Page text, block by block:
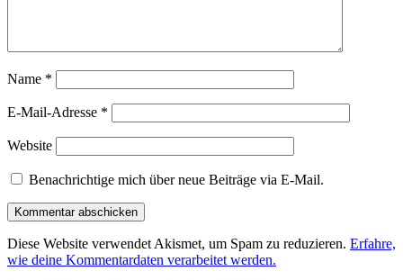
Name *
E-Mail-Adresse *
Website
Benachrichtige mich über neue Beiträge via E-Mail.
Diese Website verwendet Akismet, um Spam zu reduzieren. Erfahre,
wie deine Kommentardaten verarbeitet werden.